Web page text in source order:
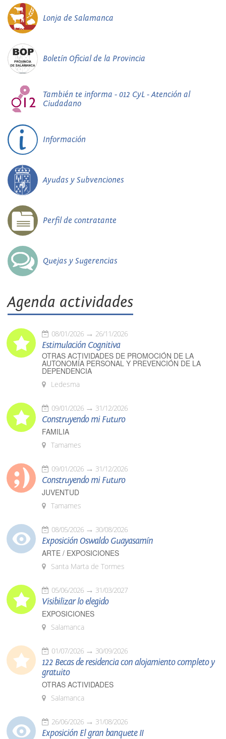
Lonja de Salamanca
Boletín Oficial de la Provincia
También te informa - 012 CyL - Atención al
Ciudadano
Información
Ayudas y Subvenciones
Perfil de contratante
Quejas y Sugerencias
Agenda actividades
08/01/2026 26/11/2026
Estimulación Cognitiva
OTRAS ACTIVIDADES DE PROMOCIÓN DE LA
AUTONOMÍA PERSONAL Y PREVENCIÓN DE LA
DEPENDENCIA
Ledesma
09/01/2026 31/12/2026
Construyendo mi Futuro
FAMILIA
Tamames
09/01/2026 31/12/2026
Construyendo mi Futuro
JUVENTUD
Tamames
08/05/2026 30/08/2026
Exposición Oswaldo Guayasamín
ARTE / EXPOSICIONES
Santa Marta de Tormes
05/06/2026 31/03/2027
Visibilizar lo elegido
EXPOSICIONES
Salamanca
01/07/2026 30/09/2026
122 Becas de residencia con alojamiento completo y
gratuito
OTRAS ACTIVIDADES
Salamanca
26/06/2026 31/08/2026
Exposición El gran banquete II